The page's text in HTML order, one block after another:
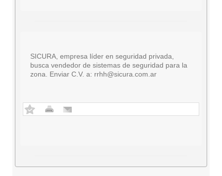
SICURA, empresa líder en seguridad privada,
busca vendedor de sistemas de seguridad para la
zona. Enviar C.V. a: rrhh@sicura.com.ar